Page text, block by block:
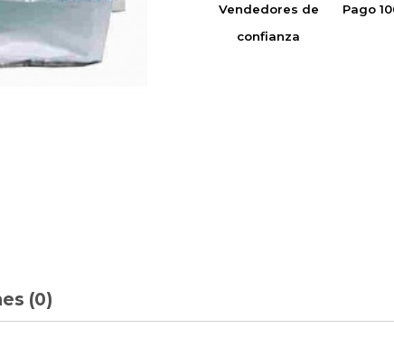
Vendedores de
confianza
Pago
(0)